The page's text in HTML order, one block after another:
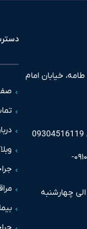
خیابان امام
کلینیک و نوبت دهی : خانم عاطفی ۰۹۱۰۴۸۰۸۱۶۶-